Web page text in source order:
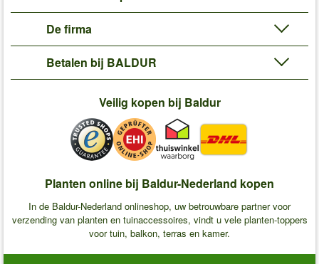
De firma
Betalen bij BALDUR
Veilig kopen bij Baldur
Planten online bij Baldur-Nederland kopen
In de Baldur-Nederland onlineshop, uw betrouwbare partner voor
verzending van planten en tuinaccessoires, vindt u vele planten-toppers
voor tuin, balkon, terras en kamer.